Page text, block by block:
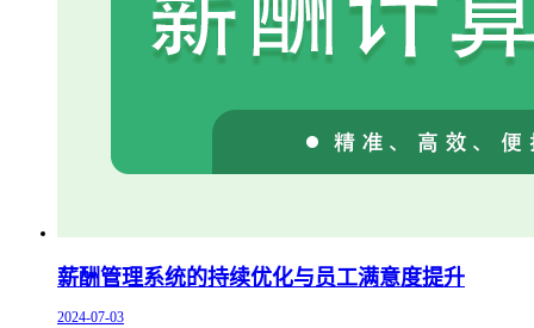
薪酬管理系统的持续优化与员工满意度提升
2024-07-03